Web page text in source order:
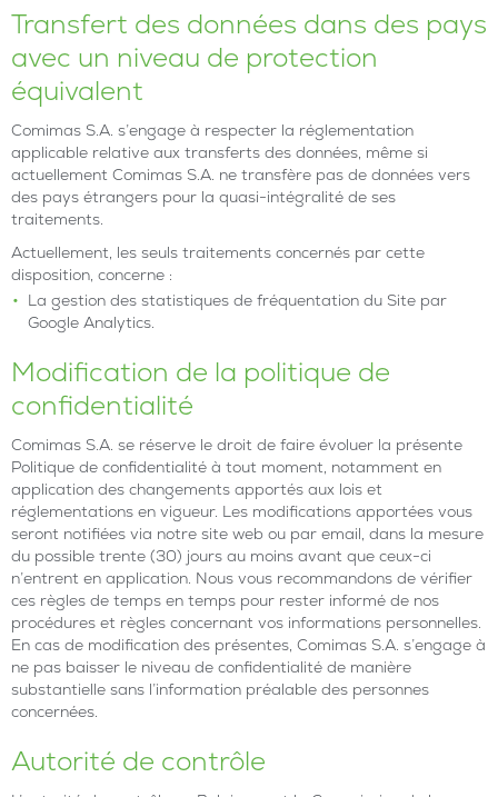
Transfert des données dans des pays
avec un niveau de protection
équivalent
Comimas S.A. s’engage à respecter la réglementation
applicable relative aux transferts des données, même si
actuellement Comimas S.A. ne transfère pas de données vers
des pays étrangers pour la quasi-intégralité de ses
traitements.
Actuellement, les seuls traitements concernés par cette
disposition, concerne :
La gestion des statistiques de fréquentation du Site par
Google Analytics.
Modification de la politique de
confidentialité
Comimas S.A. se réserve le droit de faire évoluer la présente
Politique de confidentialité à tout moment, notamment en
application des changements apportés aux lois et
réglementations en vigueur. Les modifications apportées vous
seront notifiées via notre site web ou par email, dans la mesure
du possible trente (30) jours au moins avant que ceux-ci
n’entrent en application. Nous vous recommandons de vérifier
ces règles de temps en temps pour rester informé de nos
procédures et règles concernant vos informations personnelles.
En cas de modification des présentes, Comimas S.A. s’engage à
ne pas baisser le niveau de confidentialité de manière
substantielle sans l’information préalable des personnes
concernées.
Autorité de contrôle